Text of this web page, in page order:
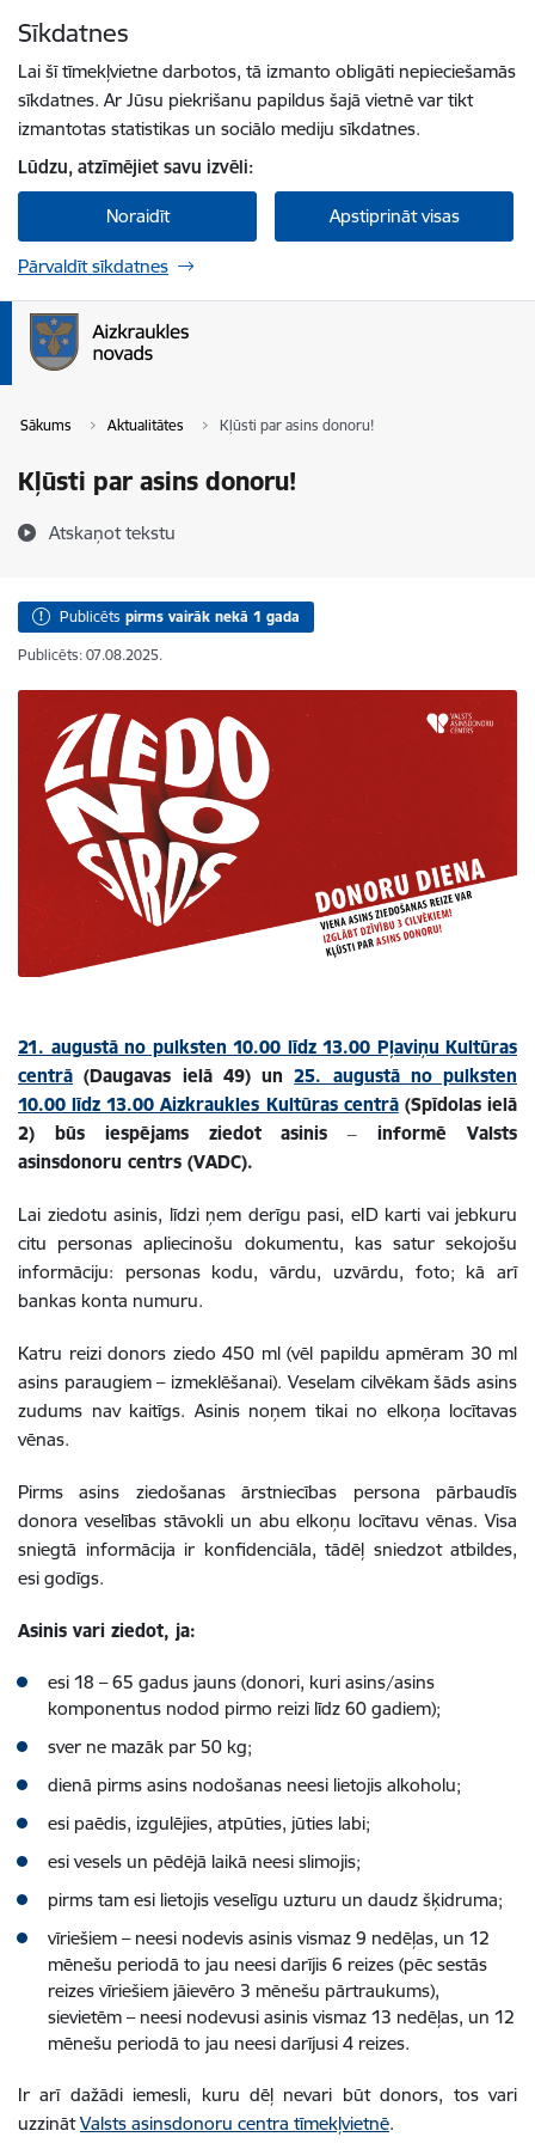
Sīkdatnes
Lai šī tīmekļvietne darbotos, tā izmanto obligāti nepieciešamās
sīkdatnes. Ar Jūsu piekrišanu papildus šajā vietnē var tikt
izmantotas statistikas un sociālo mediju sīkdatnes.
Lūdzu, atzīmējiet savu izvēli:
Noraidīt Apstiprināt visas
Pārvaldīt sīkdatnes
Sākums Aktualitātes Kļūsti par asins donoru!
Kļūsti par asins donoru!
Atskaņot tekstu
Publicēts pirms vairāk nekā 1 gada
Publicēts: 07.08.2025.
21. augustā no pulksten 10.00 līdz 13.00 Pļaviņu Kultūras
centrā (Daugavas ielā 49) un25. augustā no pulksten
10.00 līdz 13.00 Aizkraukles Kultūras centrā(Spīdolas ielā
2) būs iespējams ziedot asinis ‒ informē Valsts
asinsdonoru centrs (VADC).
Lai ziedotu asinis, līdzi ņem derīgu pasi, eID karti vai jebkuru
citu personas apliecinošu dokumentu, kas satur sekojošu
informāciju: personas kodu, vārdu, uzvārdu, foto; kā arī
bankas konta numuru.
Katru reizi donors ziedo 450 ml (vēl papildu apmēram 30 ml
asins paraugiem – izmeklēšanai). Veselam cilvēkam šāds asins
zudums nav kaitīgs. Asinis noņem tikai no elkoņa locītavas
vēnas.
Pirms asins ziedošanas ārstniecības persona pārbaudīs
donora veselības stāvokli un abu elkoņu locītavu vēnas. Visa
sniegtā informācija ir konfidenciāla, tādēļ sniedzot atbildes,
esi godīgs.
Asinis vari ziedot, ja:
esi 18 – 65 gadus jauns (donori, kuri asins/asins
komponentus nodod pirmo reizi līdz 60 gadiem);
sver ne mazāk par 50 kg;
dienā pirms asins nodošanas neesi lietojis alkoholu;
esi paēdis, izgulējies, atpūties, jūties labi;
esi vesels un pēdējā laikā neesi slimojis;
pirms tam esi lietojis veselīgu uzturu un daudz šķidruma;
vīriešiem – neesi nodevis asinis vismaz 9 nedēļas, un 12
mēnešu periodā to jau neesi darījis 6 reizes (pēc sestās
reizes vīriešiem jāievēro 3 mēnešu pārtraukums),
sievietēm – neesi nodevusi asinis vismaz 13 nedēļas, un 12
mēnešu periodā to jau neesi darījusi 4 reizes.
Ir arī dažādi iemesli, kuru dēļ nevari būt donors, tos vari
uzzinātValsts asinsdonoru centra tīmekļvietnē.